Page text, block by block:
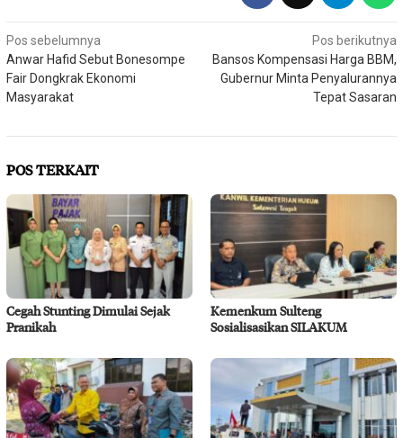
Navigasi
pos
Pos sebelumnya
Anwar Hafid Sebut Bonesompe
Fair Dongkrak Ekonomi
Masyarakat
Pos berikutnya
Bansos Kompensasi Harga BBM,
Gubernur Minta Penyalurannya
Tepat Sasaran
POS TERKAIT
Cegah Stunting Dimulai Sejak
Pranikah
Kemenkum Sulteng
Sosialisasikan SILAKUM